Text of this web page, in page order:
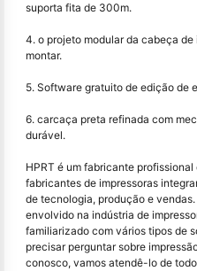
suporta fita de 300m.
4. o projeto modular da cabeça
montar.
5. Software gratuito de edição de
6. carcaça preta refinada com
durável.
HPRT é um fabricante
fabricantes de impressoras
de tecnologia, produção e
envolvido na indústria de
familiarizado com vários tipos de
precisar perguntar sobre
conosco, vamos atendê-lo de